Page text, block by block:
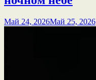
Май 24, 2026Май 25, 2026